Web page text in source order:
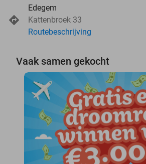
Edegem
Kattenbroek 33
Routebeschrijving
Vaak samen gekocht